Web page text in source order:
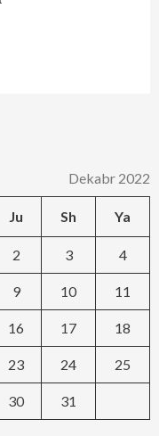
Dekabr 2022
Ju Sh Ya
2 3 4
9 10 11
16 17 18
23 24 25
30 31